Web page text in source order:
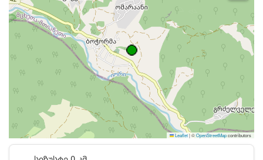
Leaflet|©OpenStreetMapcontributors